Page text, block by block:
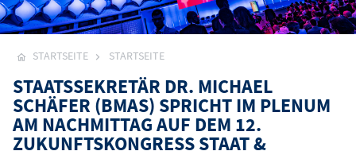
STARTSEITE STARTSEITE
STAATSSEKRETÄR DR. MICHAEL
SCHÄFER (BMAS) SPRICHT IM PLENUM
AM NACHMITTAG AUF DEM 12.
ZUKUNFTSKONGRESS STAAT &